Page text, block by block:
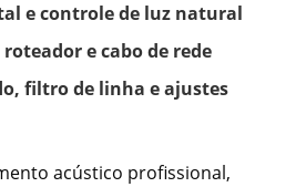
e controle de luz natural
e cabo de rede
filtro de linha e ajustes
acústico profissional,